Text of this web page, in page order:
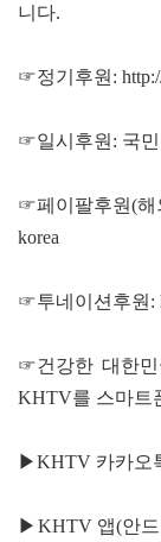
니다.
☞정기후원:
☞일시후원: 국민
☞페이팔후원(해
korea
☞투네이션후원:
☞건강한 대한민
KHTV를 스마트
▶KHTV 카카오
▶KHTV 앱(안드